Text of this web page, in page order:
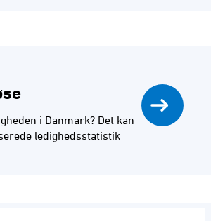
i Danmark? Det kan
ledighedsstatistik